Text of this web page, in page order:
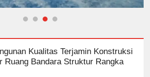
Kualitas Terjamin Konstruksi
Ruang Bandara Struktur Rangka